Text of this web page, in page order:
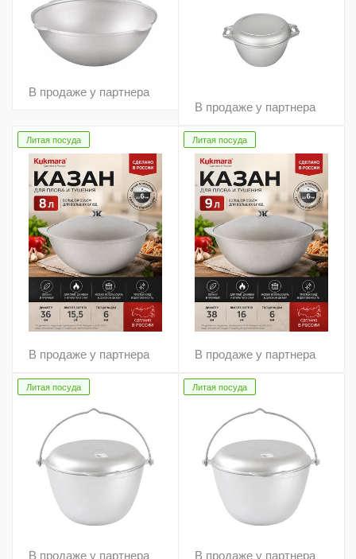
В продаже у партнера
В продаже у партнера
Литая посуда
В продаже у партнера
Литая посуда
В продаже у партнера
Литая посуда
В продаже у партнера
Литая посуда
В продаже у партнера